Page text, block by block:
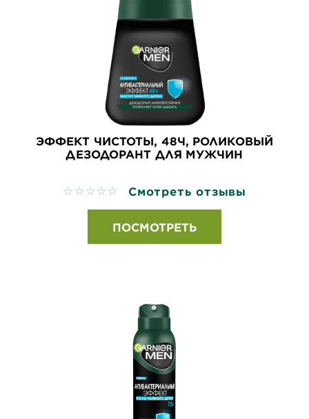
ЭФФЕКТ ЧИСТОТЫ, 48Ч, РОЛИКОВЫЙ
ДЕЗОДОРАНТ ДЛЯ МУЖЧИН
No reviews Смотреть отзывы
ПОСМОТРЕТЬ